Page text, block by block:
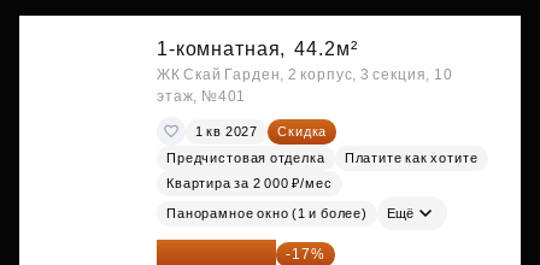
1-комнатная, 44.2м²
ЖК Скай Гарден, 2 корпус, 3 секция, 10
этаж, №401
1 кв 2027
Скидка
Предчистовая отделка
Платите как хотите
Квартира за 2 000 ₽/мес
Панорамное окно (1 и более) Ещё
20 122 271 ₽ -17%